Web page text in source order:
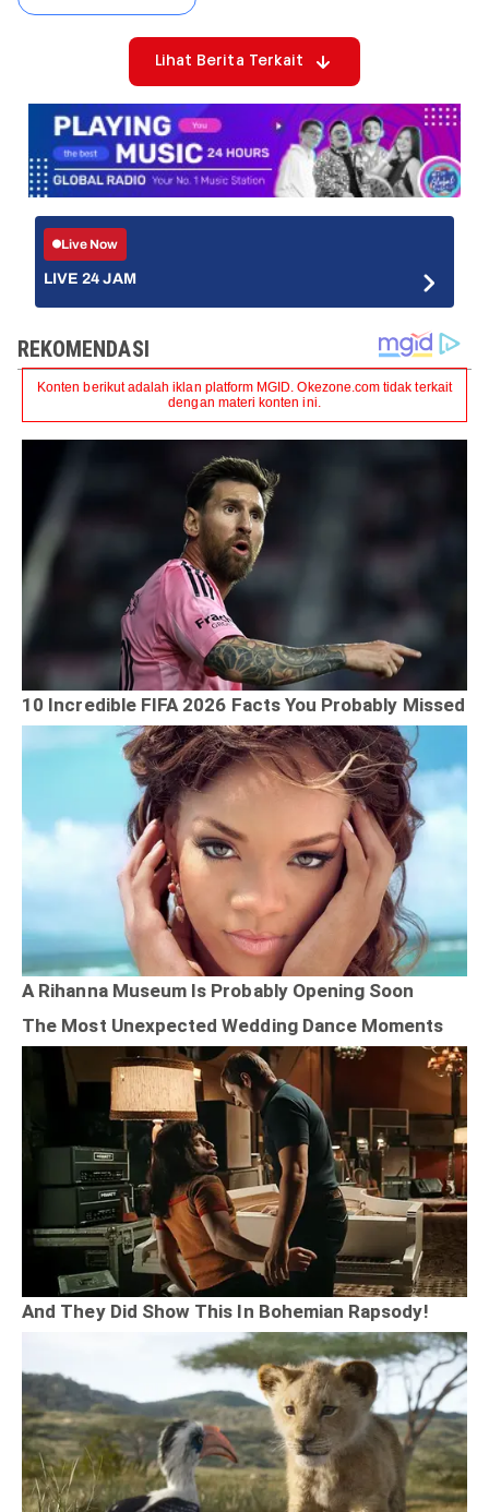
Lihat Berita Terkait
Live Now
LIVE 24 JAM